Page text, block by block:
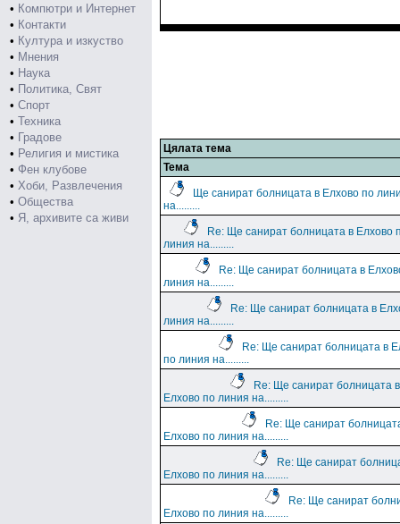
• Компютри и Интернет
• Контакти
• Култура и изкуство
• Мнения
• Наука
• Политика, Свят
• Спорт
• Техника
• Градове
• Религия и мистика
• Фен клубове
• Хоби, Развлечения
• Общества
• Я, архивите са живи
Цялата тема
Тема
Ще санират болницата в Елхово по
на.........
Re: Ще санират болницата в Елхово
линия на.........
Re: Ще санират болницата в
линия на.........
Re: Ще санират болницата в
линия на.........
Re: Ще санират болницата в
по линия на.........
Re: Ще санират болницата в
Елхово по линия на.........
Re: Ще санират
Елхово по линия на.........
Re: Ще санират
Елхово по линия на.........
Re: Ще санират
Елхово по линия на.........